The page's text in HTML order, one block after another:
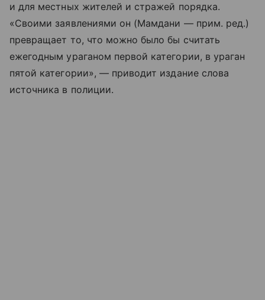
и для местных жителей и стражей порядка.
«Своими заявлениями он (Мамдани — прим. ред.)
превращает то, что можно было бы считать
ежегодным ураганом первой категории, в ураган
пятой категории», — приводит издание слова
источника в полиции.